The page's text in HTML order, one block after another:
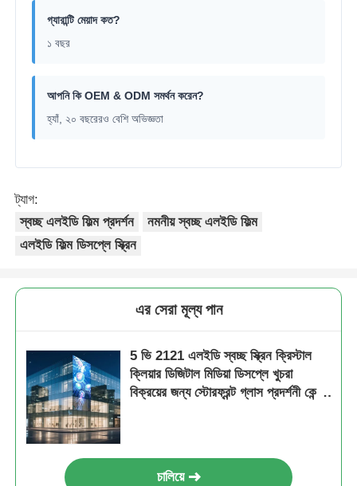
গ্যারান্টি মেয়াদ কত?
১ বছর
আপনি কি OEM & ODM সমর্থন করেন?
হ্যাঁ, ২০ বছরেরও বেশি অভিজ্ঞতা
ট্যাগ:
স্বচ্ছ এলইডি ফিল্ম প্রদর্শন
নমনীয় স্বচ্ছ এলইডি ফিল্ম
এলইডি ফিল্ম ডিসপ্লে স্ক্রিন
এর সেরা মূল্য পান
5 ভি 2121 এলইডি স্বচ্ছ স্ক্রিন ক্রিস্টাল
ক্লিয়ার ডিজিটাল মিডিয়া ডিসপ্লে খুচরা
বিক্রয়ের জন্য স্টোরফ্রন্ট গ্লাস প্রদর্শনী কেন্দ্র
চালিয়ে